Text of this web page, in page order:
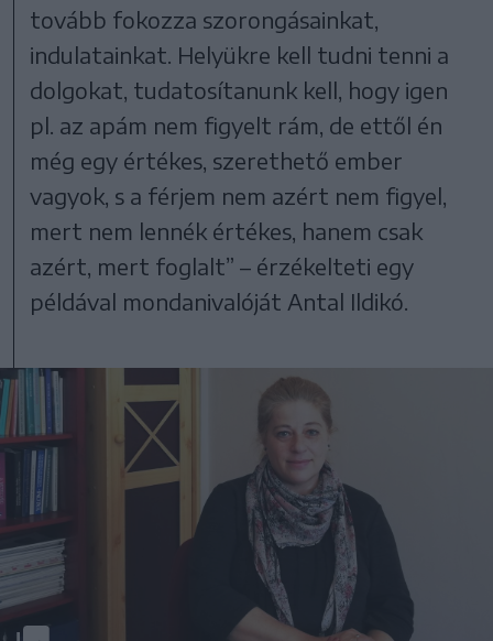
tovább fokozza szorongásainkat,
indulatainkat. Helyükre kell tudni tenni a
dolgokat, tudatosítanunk kell, hogy igen
pl. az apám nem figyelt rám, de ettől én
még egy értékes, szerethető ember
vagyok, s a férjem nem azért nem figyel,
mert nem lennék értékes, hanem csak
azért, mert foglalt” – érzékelteti egy
példával mondanivalóját Antal Ildikó.